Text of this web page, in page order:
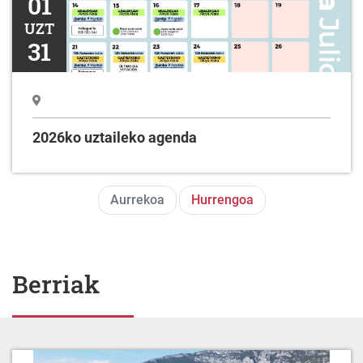
UZT
31
2026ko uztaileko agenda
Aurrekoa Hurrengoa
Berriak